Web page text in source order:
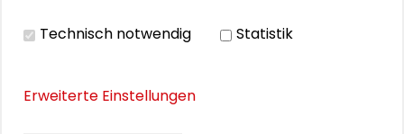
Input Prof. Dr. Anne-Dore Stein
Technisch notwendig Statistik
Erweiterte Einstellungen